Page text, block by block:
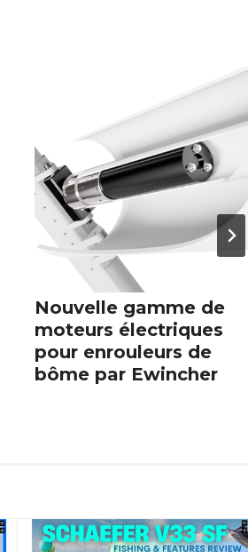
Nouvelle gamme de
moteurs électriques
pour enrouleurs de
bôme par Ewincher